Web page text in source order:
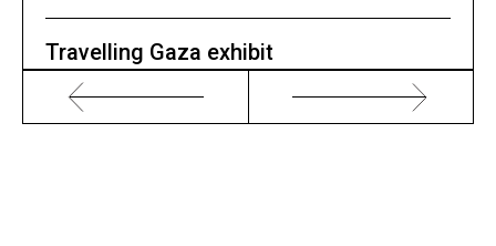
Travelling Gaza exhibit